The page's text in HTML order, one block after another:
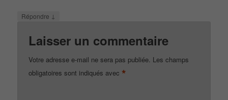
Répondre ↓
Laisser un commentaire
Votre adresse e-mail ne sera pas publiée. Les champs
obligatoires sont indiqués avec *